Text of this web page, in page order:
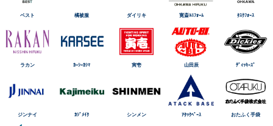
ベスト 橘被服 ダイリキ 寛斎ﾕﾆﾌｫｰﾑ ﾀｽｸﾌｫｰｽ
ラカン ｶｰｼｰｶｼﾏ 寅壱 山田辰 ﾃﾞｨｯｷｰｽﾞ
ジンナイ ｶｼﾞﾒｲｸ シンメン ｱﾀｯｸﾍﾞｰｽ おたふく手袋